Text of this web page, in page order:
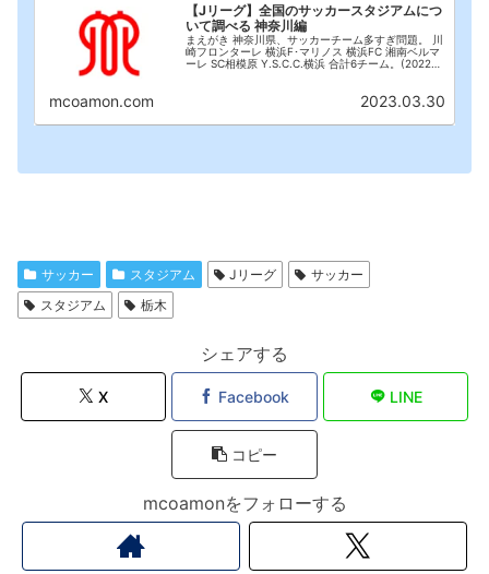
【Jリーグ】全国のサッカースタジアムにつ
いて調べる 神奈川編
まえがき 神奈川県、サッカーチーム多すぎ問題。 川
崎フロンターレ 横浜F･マリノス 横浜FC 湘南ベルマ
ーレ SC相模原 Y.S.C.C.横浜 合計6チーム。(2022年
mcoamon.com 2023.03.30
サッカー スタジアム Jリーグ
サッカー
スタジアム
栃木
シェアする
X Facebook LINE
コピー
mcoamonをフォローする